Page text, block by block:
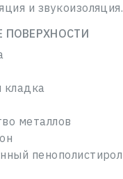
и звукоизоляция.
кладка
металлов
пенополистирол